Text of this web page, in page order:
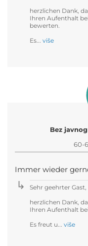
herzlichen Dank,
Ihren Aufenthalt
bewerten.
Es... više
Bez
60-
Immer wieder
Sehr geehrter Gast,
herzlichen Dank,
Ihren Aufenthalt
Es freut u... više